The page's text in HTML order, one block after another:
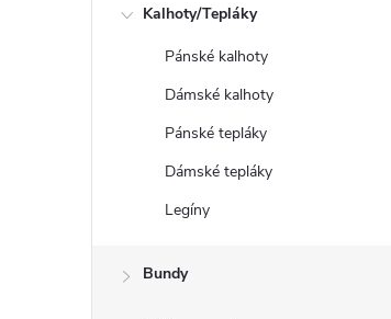
Kalhoty/Tepláky
Pánské kalhoty
Dámské kalhoty
Pánské tepláky
Dámské tepláky
Legíny
Bundy